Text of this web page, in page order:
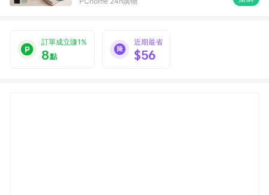
訂單成立賺1%
8點
近期最省
$56